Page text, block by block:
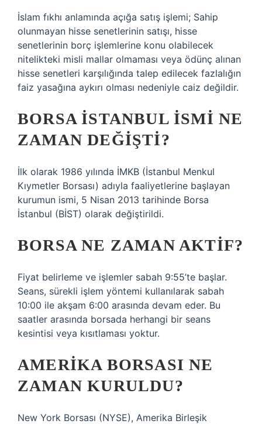
İslam fıkhı anlamında açığa satış işlemi; Sahip
olunmayan hisse senetlerinin satışı, hisse
senetlerinin borç işlemlerine konu olabilecek
nitelikteki misli mallar olmaması veya ödünç alınan
hisse senetleri karşılığında talep edilecek fazlalığın
faiz yasağına aykırı olması nedeniyle caiz değildir.
BORSA İSTANBUL ISMI NE
ZAMAN DEĞIŞTI?
İlk olarak 1986 yılında İMKB (İstanbul Menkul
Kıymetler Borsası) adıyla faaliyetlerine başlayan
kurumun ismi, 5 Nisan 2013 tarihinde Borsa
İstanbul (BİST) olarak değiştirildi.
BORSA NE ZAMAN AKTIF?
Fiyat belirleme ve işlemler sabah 9:55’te başlar.
Seans, sürekli işlem yöntemi kullanılarak sabah
10:00 ile akşam 6:00 arasında devam eder. Bu
saatler arasında borsada herhangi bir seans
kesintisi veya kısıtlaması yoktur.
AMERIKA BORSASI NE
ZAMAN KURULDU?
New York Borsası (NYSE), Amerika Birleşik